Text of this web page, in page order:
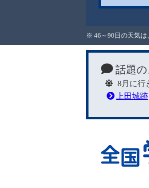
※ 46～90日の天気は
話題
8月に行
上田城跡